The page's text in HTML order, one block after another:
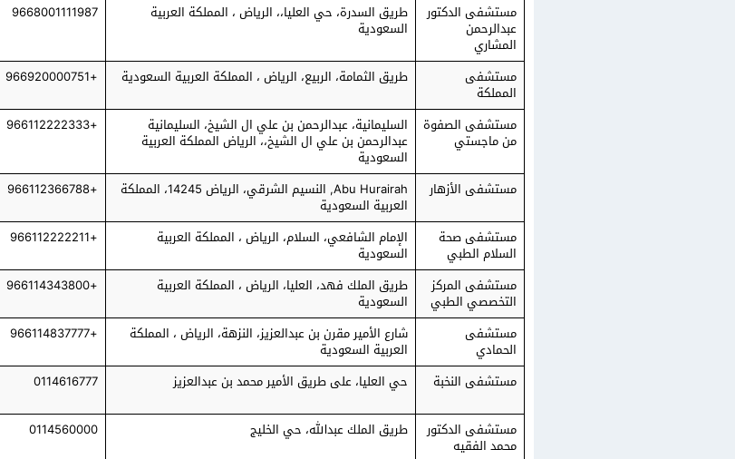
مستشفى الدكتور
عبدالرحمن
المشاري
طريق السدرة، حي العليا،، الرياض ، المملكة العربية
السعودية
9668001111987
مستشفى
المملكة
طريق الثمامة، الربيع، الرياض ، المملكة العربية السعودية +966920000751
مستشفى الصفوة
من ماجستي
السليمانية، عبدالرحمن بن علي ال الشيخ، السليمانية
عبدالرحمن بن علي ال الشيخ،، الرياض المملكة العربية
السعودية
+966112222333
مستشفى الأزهار Abu Hurairah, النسيم الشرقي، الرياض 14245، المملكة
العربية السعودية
+966112366788
مستشفى صحة
السلام الطبي
الإمام الشافعي، السلام، الرياض ، المملكة العربية
السعودية
+966112222211
مستشفى المركز
التخصصي الطبي
طريق الملك فهد، العليا، الرياض ، المملكة العربية
السعودية
+966114343800
مستشفى
الحمادي
شارع الأمير مقرن بن عبدالعزيز، النزهة، الرياض ، المملكة
العربية السعودية
+966114837777
مستشفى النخبة حي العليا، على طريق الأمير محمد بن عبدالعزيز 0114616777
مستشفى الدكتور
محمد الفقيه
طريق الملك عبدالله، حي الخليج 0114560000